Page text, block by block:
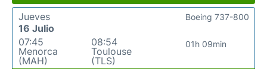
Jueves
16 Julio
07:45
Menorca
(MAH)
08:54
Toulouse
(TLS)
01h 09min
Boeing 737-800